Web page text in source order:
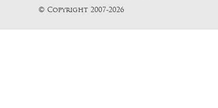
© Copyright 2007-2026